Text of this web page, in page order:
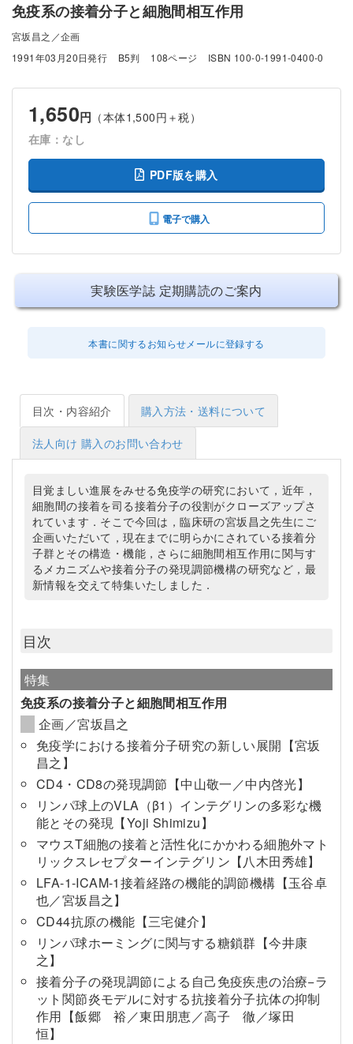
免疫系の接着分子と細胞間相互作用
宮坂昌之／企画
1991年03月20日発行
B5判 108ページ ISBN 100-0-1991-0400-0
1,650円 （本体1,500円＋税）
在庫：なし
PDF版を購入
電子で購入
実験医学誌 定期購読のご案内
本書に関するお知らせメールに登録する
目次・内容紹介 購入方法・送料について
法人向け 購入のお問い合わせ
目覚ましい進展をみせる免疫学の研究において，近年，
細胞間の接着を司る接着分子の役割がクローズアップさ
れています．そこで今回は，臨床研の宮坂昌之先生にご
企画いただいて，現在までに明らかにされている接着分
子群とその構造・機能，さらに細胞間相互作用に関与す
るメカニズムや接着分子の発現調節機構の研究など，最
新情報を交えて特集いたしました．
目次
特集
免疫系の接着分子と細胞間相互作用
企画／宮坂昌之
免疫学における接着分子研究の新しい展開【宮坂
昌之】
CD4・CD8の発現調節【中山敬一／中内啓光】
リンパ球上のVLA（β1）インテグリンの多彩な機
能とその発現【Yoji Shimizu】
マウスT細胞の接着と活性化にかかわる細胞外マト
リックスレセプターインテグリン【八木田秀雄】
LFA-1-ICAM-1接着経路の機能的調節機構【玉谷卓
也／宮坂昌之】
CD44抗原の機能【三宅健介】
リンパ球ホーミングに関与する糖鎖群【今井康
之】
接着分子の発現調節による自己免疫疾患の治療−ラ
ット関節炎モデルに対する抗接着分子抗体の抑制
作用【飯郷 裕／東田朋恵／高子 徹／塚田
恒】